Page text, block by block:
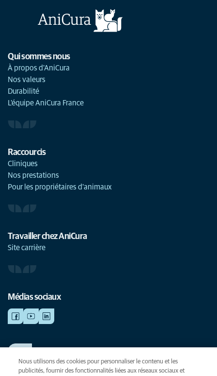
Qui sommes nous
À propos d'AniCura
Nos valeurs
Durabilité
L'équipe AniCura France
Raccourcis
Cliniques
Nos prestations
Pour les propriétaires d'animaux
Travailler chez AniCura
Site carrière
Médias sociaux
Voir nos offres d'emploi
Nous utilisons des cookies pour personnaliser le contenu et les
publicités, fournir des fonctionnalités liées aux réseaux sociaux et